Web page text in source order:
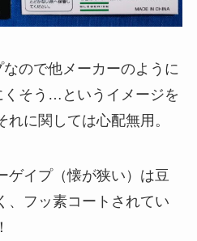
ので他メーカーのように
くそう…というイメージを
に関しては心配無用。
ゲイプ（懐が狭い）は豆
、フッ素コートされてい